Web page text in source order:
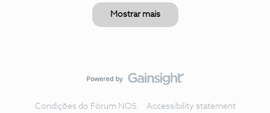
Mostrar mais
Condições do Fórum NOS Accessibility statement